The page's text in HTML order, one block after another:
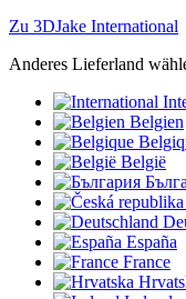
Zu 3DJake International
Anderes Lieferland
Belgien
België
España
France